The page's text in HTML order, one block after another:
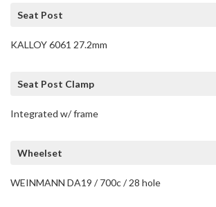
Seat Post
KALLOY 6061 27.2mm
Seat Post Clamp
Integrated w/ frame
Wheelset
WEINMANN DA19 / 700c / 28 hole